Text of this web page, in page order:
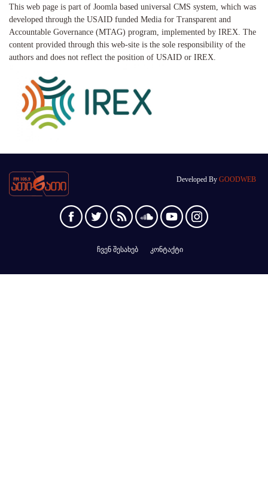
This web page is part of Joomla based universal CMS system, which was
developed through the USAID funded Media for Transparent and
Accountable Governance (MTAG) program, implemented by IREX. The
content provided through this web-site is the sole responsibility of the
authors and does not reflect the position of USAID or IREX.
Developed By GOODWEB
ჩვენ შესახებ კონტაქტი